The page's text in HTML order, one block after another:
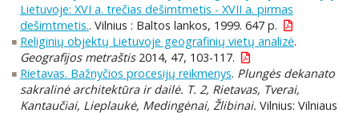
Lietuvoje: XVI a. trečias dešimtmetis - XVII a. pirmas
dešimtmetis.. Vilnius : Baltos lankos, 1999. 647 p.
Religinių objektų Lietuvoje geografinių vietų analizė.
Geografijos metraštis2014, 47, 103-117.
Rietavas. Bažnyčios procesijų reikmenys. Plungės dekanato
sakralinė architektūra ir dailė. T. 2, Rietavas, Tverai,
Kantaučiai, Lieplaukė, Medingėnai, Žlibinai. Vilnius: Vilniaus